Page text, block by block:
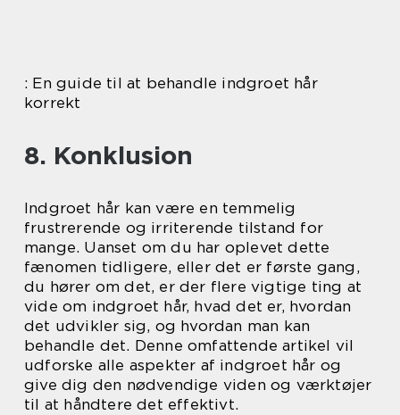
: En guide til at behandle indgroet hår
korrekt
8. Konklusion
Indgroet hår kan være en temmelig
frustrerende og irriterende tilstand for
mange. Uanset om du har oplevet dette
fænomen tidligere, eller det er første gang,
du hører om det, er der flere vigtige ting at
vide om indgroet hår, hvad det er, hvordan
det udvikler sig, og hvordan man kan
behandle det. Denne omfattende artikel vil
udforske alle aspekter af indgroet hår og
give dig den nødvendige viden og værktøjer
til at håndtere det effektivt.